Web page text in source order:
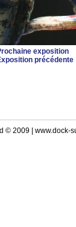
exposition
précédente
© 2009 | www.dock-